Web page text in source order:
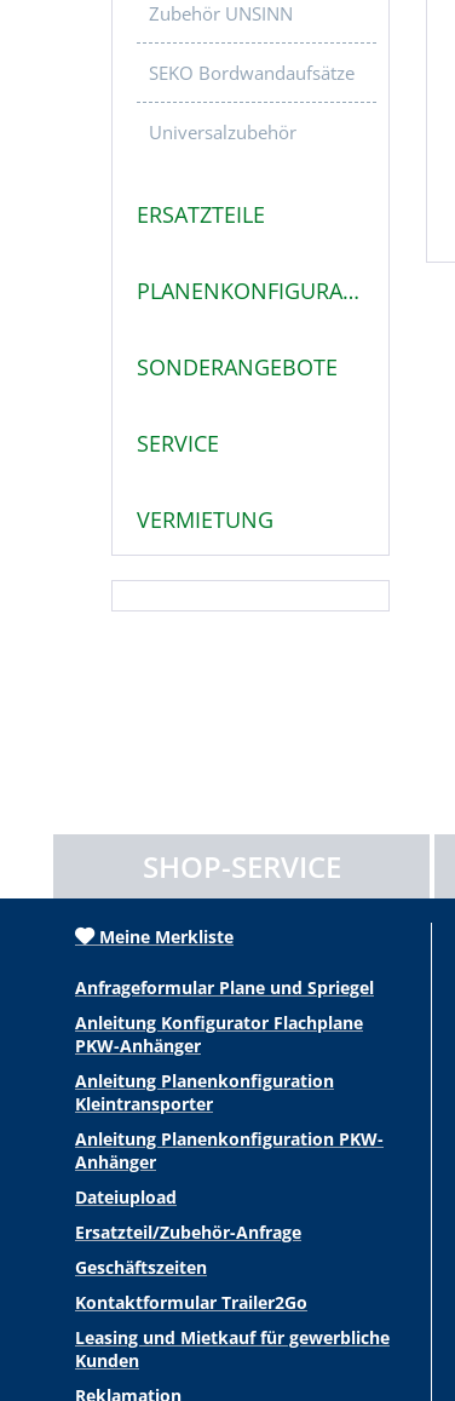
Zubehör UNSINN
SEKO Bordwandaufsätze
Universalzubehör
ERSATZTEILE
PLANENKONFIGURATOR
SONDERANGEBOTE
SERVICE
VERMIETUNG
SHOP-SERVICE
Meine Merkliste
Anfrageformular Plane und Spriegel
Anleitung Konfigurator Flachplane
PKW-Anhänger
Anleitung Planenkonfiguration
Kleintransporter
Anleitung Planenkonfiguration PKW-
Anhänger
Dateiupload
Ersatzteil/Zubehör-Anfrage
Geschäftszeiten
Kontaktformular Trailer2Go
Leasing und Mietkauf für gewerbliche
Kunden
Reklamation